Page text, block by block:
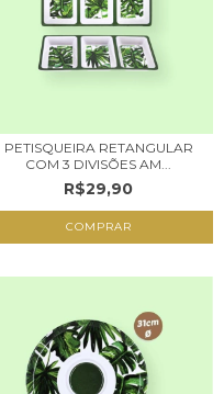
PETISQUEIRA RETANGULAR
COM 3 DIVISÕES AM...
R$29,90